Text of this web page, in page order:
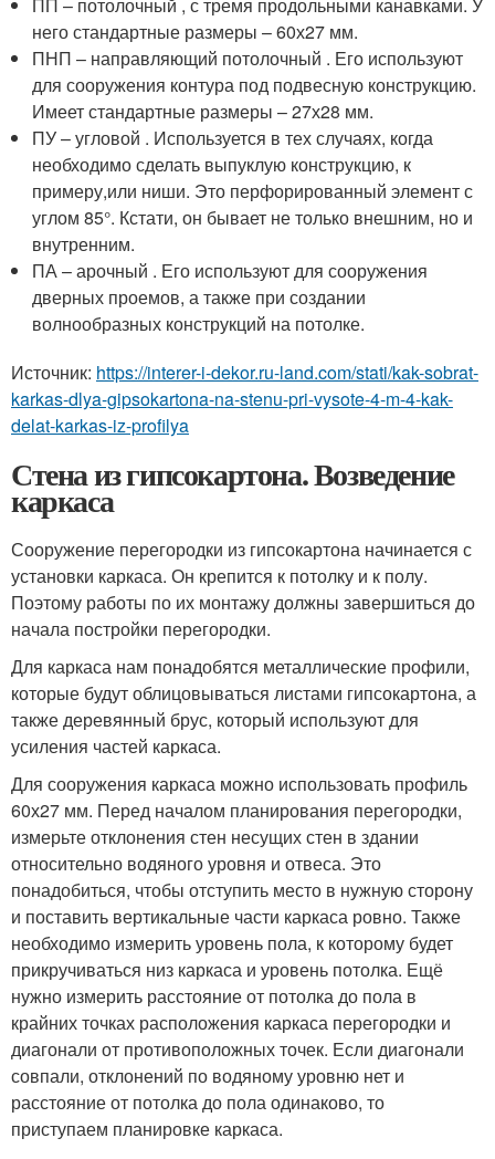
ПП – потолочный , с тремя продольными канавками. У
него стандартные размеры – 60х27 мм.
ПНП – направляющий потолочный . Его используют
для сооружения контура под подвесную конструкцию.
Имеет стандартные размеры – 27х28 мм.
ПУ – угловой . Используется в тех случаях, когда
необходимо сделать выпуклую конструкцию, к
примеру,или ниши. Это перфорированный элемент с
углом 85°. Кстати, он бывает не только внешним, но и
внутренним.
ПА – арочный . Его используют для сооружения
дверных проемов, а также при создании
волнообразных конструкций на потолке.
Источник: https://interer-i-dekor.ru-land.com/stati/kak-sobrat-
karkas-dlya-gipsokartona-na-stenu-pri-vysote-4-m-4-kak-
delat-karkas-iz-profilya
Стена из гипсокартона. Возведение
каркаса
Сооружение перегородки из гипсокартона начинается с
установки каркаса. Он крепится к потолку и к полу.
Поэтому работы по их монтажу должны завершиться до
начала постройки перегородки.
Для каркаса нам понадобятся металлические профили,
которые будут облицовываться листами гипсокартона, а
также деревянный брус, который используют для
усиления частей каркаса.
Для сооружения каркаса можно использовать профиль
60х27 мм. Перед началом планирования перегородки,
измерьте отклонения стен несущих стен в здании
относительно водяного уровня и отвеса. Это
понадобиться, чтобы отступить место в нужную сторону
и поставить вертикальные части каркаса ровно. Также
необходимо измерить уровень пола, к которому будет
прикручиваться низ каркаса и уровень потолка. Ещё
нужно измерить расстояние от потолка до пола в
крайних точках расположения каркаса перегородки и
диагонали от противоположных точек. Если диагонали
совпали, отклонений по водяному уровню нет и
расстояние от потолка до пола одинаково, то
приступаем планировке каркаса.